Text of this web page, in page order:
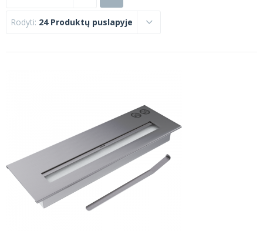
Rodyti: 24 Produktų puslapyje